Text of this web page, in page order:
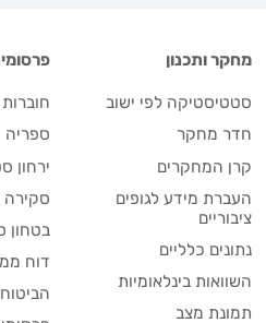
מחקר ותכנון
סטטיסטיקה לפי ישוב
חדר מחקר
קרן המחקרים
העברת מידע לגופים
ציבוריים
נתונים כלליים
השוואות בינלאומיות
תמונת מצב
ספריה
ירחון
סקירה
בטחון
דוח